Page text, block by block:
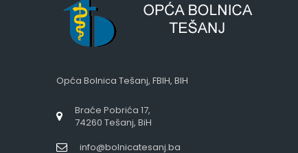
Opća Bolnica Tešanj, FBIH, BIH
Braće Pobrića 17,
74260 Tešanj, BiH
info@bolnicatesanj.ba